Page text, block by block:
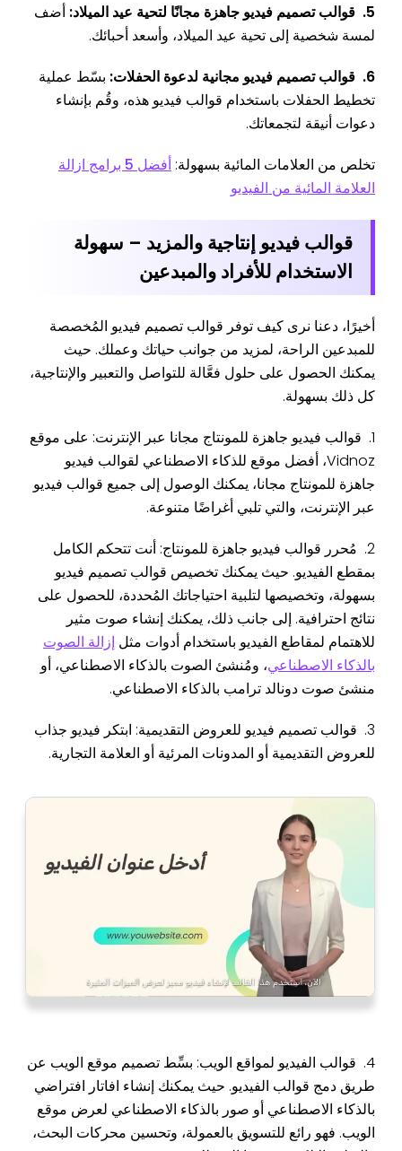
5. قوالب تصميم فيديو جاهزة مجانًا لتحية عيد الميلاد:
أضف
لمسة شخصية إلى تحية عيد الميلاد، وأسعد أحبائك.
6. قوالب تصميم فيديو مجانية لدعوة الحفلات:
بسّط عملية
تخطيط الحفلات باستخدام قوالب فيديو هذه، وقُم بإنشاء
دعوات أنيقة لتجمعاتك.
تخلص من العلامات المائية بسهولة:
أفضل 5 برامج ازالة
العلامة المائية من الفيديو
قوالب فيديو إنتاجية والمزيد – سهولة
الاستخدام للأفراد والمبدعين
أخيرًا، دعنا نرى كيف توفر قوالب تصميم فيديو المُخصصة
للمبدعين الراحة، لمزيد من جوانب حياتك وعملك. حيث
يمكنك الحصول على حلول فعَّالة للتواصل والتعبير والإنتاجية،
كل ذلك بسهولة.
1. قوالب فيديو جاهزة للمونتاج مجانا عبر الإنترنت: على موقع
Vidnoz، أفضل موقع للذكاء الاصطناعي لقوالب فيديو
جاهزة للمونتاج مجانا، يمكنك الوصول إلى جميع قوالب فيديو
عبر الإنترنت، والتي تلبي أغراضًا متنوعة.
2. مُحرر قوالب فيديو جاهزة للمونتاج: أنت تتحكم الكامل
بمقطع الفيديو. حيث يمكنك تخصيص قوالب تصميم فيديو
بسهولة، وتخصيصها لتلبية احتياجاتك المُحددة، للحصول على
نتائج احترافية. إلى جانب ذلك، يمكنك إنشاء صوت مثير
للاهتمام لمقاطع الفيديو باستخدام أدوات مثل إزالة الصوت
بالذكاء الاصطناعي، ومُنشئ الصوت بالذكاء الاصطناعي، أو
منشئ صوت دونالد ترامب بالذكاء الاصطناعي.
3. قوالب تصميم فيديو للعروض التقديمية: ابتكر فيديو جذاب
للعروض التقديمية أو المدونات المرئية أو العلامة التجارية.
4. قوالب الفيديو لمواقع الويب: بسِّط تصميم موقع الويب عن
طريق دمج قوالب الفيديو. حيث يمكنك إنشاء افاتار افتراضي
بالذكاء الاصطناعي أو صور بالذكاء الاصطناعي لعرض موقع
الويب. فهو رائع للتسويق بالعمولة، وتحسين محركات البحث،